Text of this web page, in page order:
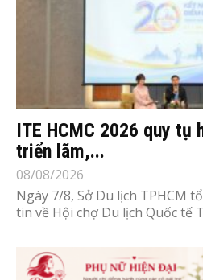
ITE HCMC 2026 quy tụ
triển lãm,...
08/08/2026
Ngày 7/8, Sở Du lịch TPHCM
tin về Hội chợ Du lịch Quốc tế